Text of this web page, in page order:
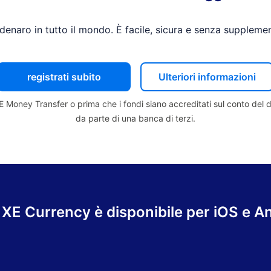
in tutto il mondo. È facile, sicura e senza
registrati subito Ulteriori informazioni
Money Transfer o prima che i fondi siano accreditati sul conto
da parte di una banca di terzi.
Currency è disponibile per iOS e